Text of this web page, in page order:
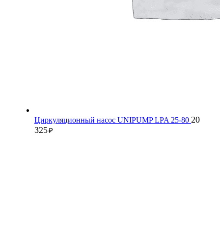
Циркуляционный насос UNIPUMP LPA 25-80 20
325₽